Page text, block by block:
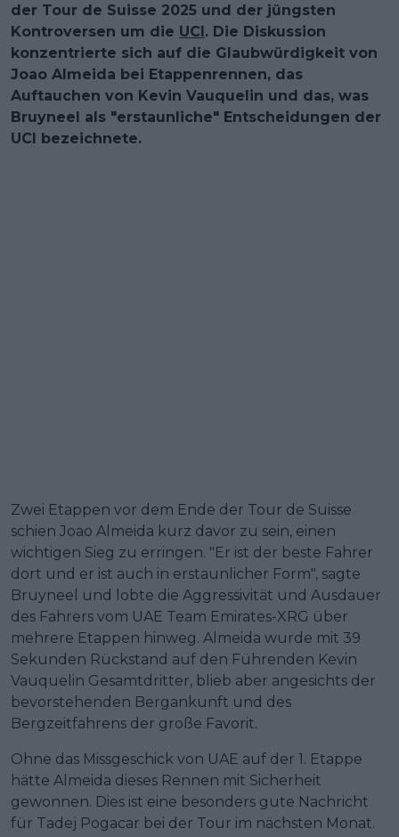
der Tour de Suisse 2025 und der jüngsten
Kontroversen um die UCI. Die Diskussion
konzentrierte sich auf die Glaubwürdigkeit von
Joao Almeida bei Etappenrennen, das
Auftauchen von Kevin Vauquelin und das, was
Bruyneel als "erstaunliche" Entscheidungen der
UCI bezeichnete.
Zwei Etappen vor dem Ende der Tour de Suisse
schien Joao Almeida kurz davor zu sein, einen
wichtigen Sieg zu erringen. "Er ist der beste Fahrer
dort und er ist auch in erstaunlicher Form", sagte
Bruyneel und lobte die Aggressivität und Ausdauer
des Fahrers vom UAE Team Emirates-XRG über
mehrere Etappen hinweg. Almeida wurde mit 39
Sekunden Rückstand auf den Führenden Kevin
Vauquelin Gesamtdritter, blieb aber angesichts der
bevorstehenden Bergankunft und des
Bergzeitfahrens der große Favorit.
Ohne das Missgeschick von UAE auf der 1. Etappe
hätte Almeida dieses Rennen mit Sicherheit
gewonnen. Dies ist eine besonders gute Nachricht
für Tadej Pogacar bei der Tour im nächsten Monat.